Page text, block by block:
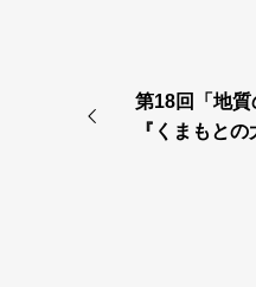
第18回「地
『くまもと